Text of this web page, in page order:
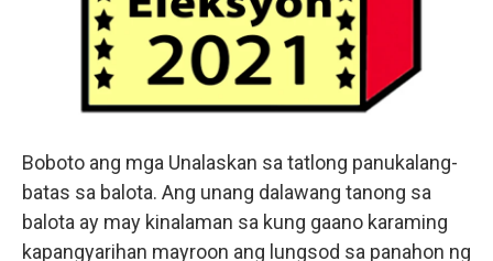
Boboto ang mga Unalaskan sa tatlong panukalang-
batas sa balota. Ang unang dalawang tanong sa
balota ay may kinalaman sa kung gaano karaming
kapangyarihan mayroon ang lungsod sa panahon ng